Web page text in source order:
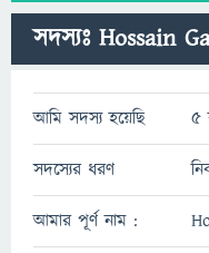
সদস্যঃ Hossain
আমি সদস্য হয়েছি 5
সদস্যের ধরণ
আমার পূর্ণ নাম :